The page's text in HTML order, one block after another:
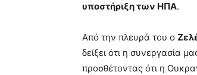
υποστήριξη των ΗΠΑ.
Από την πλευρά του ο
δείξει ότι η συνεργασία
προσθέτοντας ότι η